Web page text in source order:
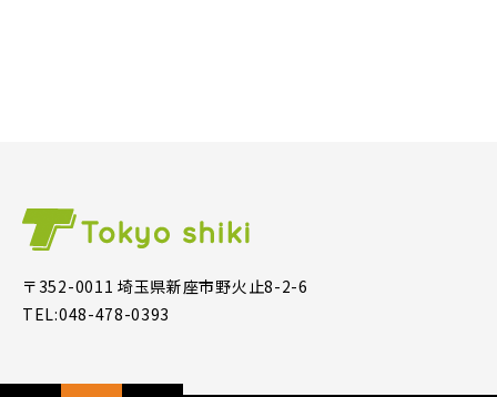
〒352-0011 埼玉県新座市野火止8-2-6
TEL:048-478-0393